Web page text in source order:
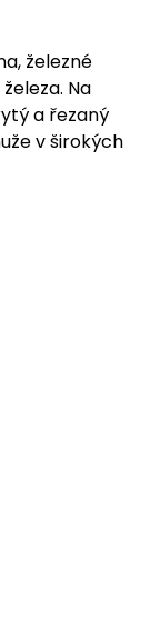
železné
Na
a řezaný
v širokých
zdobí